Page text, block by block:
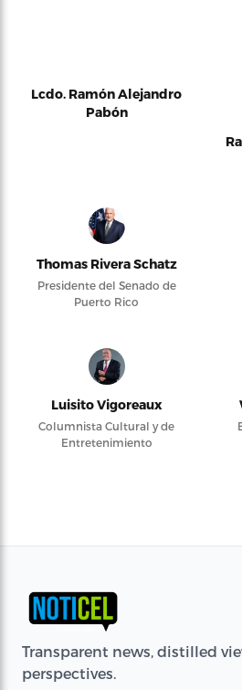
Lcdo. Ramón Alejandro
Pabón
Thomas Rivera Schatz
Presidente del Senado de
Puerto Rico
Luisito Vigoreaux
Columnista Cultural y de
Entretenimiento
Transparent news, distilled
perspectives.